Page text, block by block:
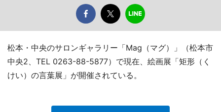
松本・中央のサロンギャラリー「Mag（マグ）」（松本市
中央2、TEL 0263-88-5877）で現在、絵画展「矩形（く
けい）の言葉展」が開催されている。